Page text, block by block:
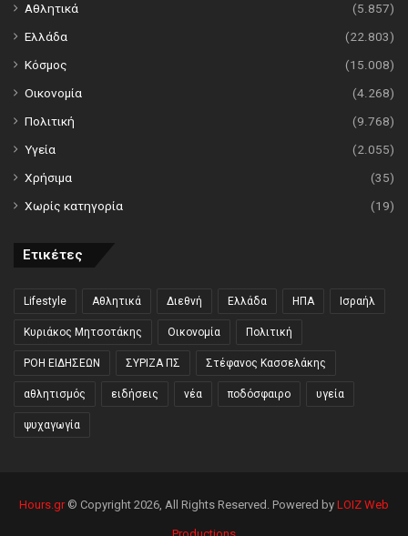
Αθλητικά
(5.857)
Ελλάδα
(22.803)
Κόσμος
(15.008)
Οικονομία
(4.268)
Πολιτική
(9.768)
Υγεία
(2.055)
Χρήσιμα
(35)
Χωρίς κατηγορία
(19)
Ετικέτες
Lifestyle Αθλητικά Διεθνή Ελλάδα ΗΠΑ Ισραήλ
Κυριάκος Μητσοτάκης Οικονομία Πολιτική
ΡΟΗ ΕΙΔΗΣΕΩΝ ΣΥΡΙΖΑ ΠΣ Στέφανος Κασσελάκης
αθλητισμός ειδήσεις νέα ποδόσφαιρο υγεία
ψυχαγωγία
Hours.gr© Copyright 2026, All Rights Reserved. Powered by LOIZ Web